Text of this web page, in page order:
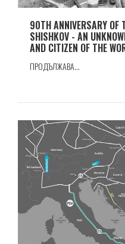
90TH ANNIVERSARY OF
SHISHKOV - AN
AND CITIZEN OF THE
ПРОДЪЛЖАВА...